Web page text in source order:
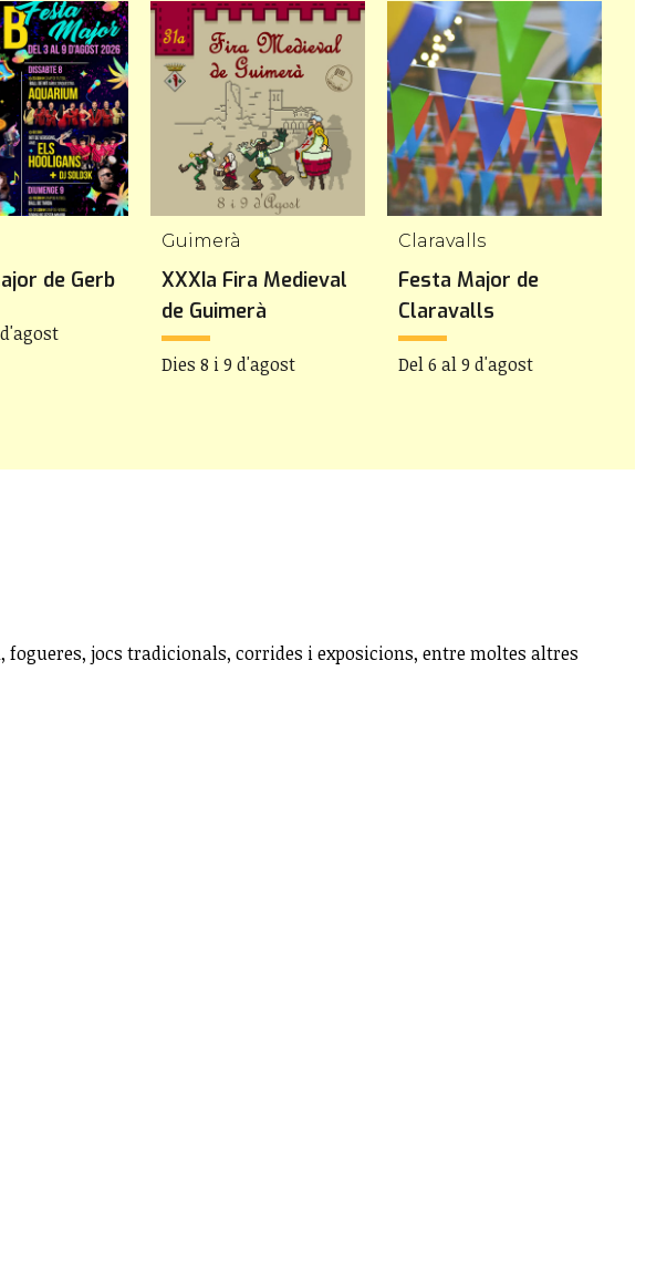
de Gerb
Guimerà
XXXIa Fira Medieval
de Guimerà
Dies 8 i 9 d'agost
Claravalls
Festa Major de
Claravalls
Del 6 al 9 d'agost
fogueres, jocs tradicionals, corrides i exposicions, entre moltes altres